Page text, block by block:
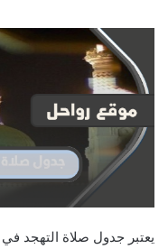
يعتبر جدول صلاة التهجد